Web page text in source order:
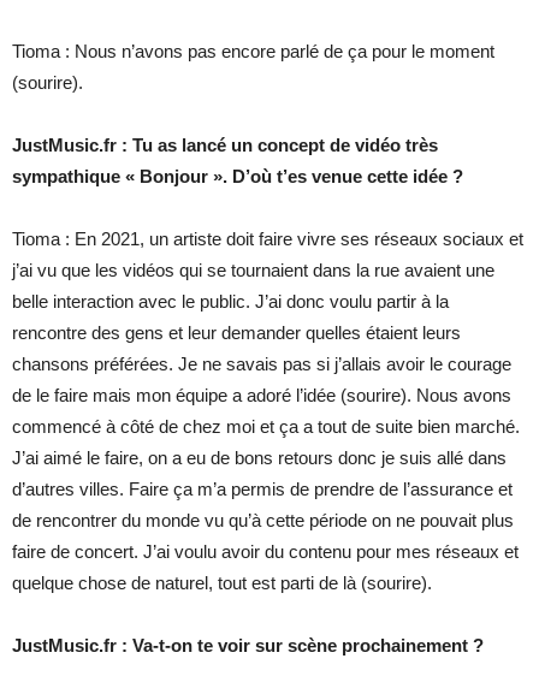
Tioma : Nous n’avons pas encore parlé de ça pour le moment
(sourire).
JustMusic.fr : Tu as lancé un concept de vidéo très
sympathique « Bonjour ». D’où t’es venue cette idée ?
Tioma : En 2021, un artiste doit faire vivre ses réseaux sociaux et
j’ai vu que les vidéos qui se tournaient dans la rue avaient une
belle interaction avec le public. J’ai donc voulu partir à la
rencontre des gens et leur demander quelles étaient leurs
chansons préférées. Je ne savais pas si j’allais avoir le courage
de le faire mais mon équipe a adoré l’idée (sourire). Nous avons
commencé à côté de chez moi et ça a tout de suite bien marché.
J’ai aimé le faire, on a eu de bons retours donc je suis allé dans
d’autres villes. Faire ça m’a permis de prendre de l’assurance et
de rencontrer du monde vu qu’à cette période on ne pouvait plus
faire de concert. J’ai voulu avoir du contenu pour mes réseaux et
quelque chose de naturel, tout est parti de là (sourire).
JustMusic.fr : Va-t-on te voir sur scène prochainement ?